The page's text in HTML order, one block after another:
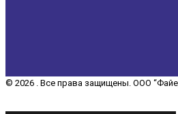
© 2026 . Все права защищены. ООО